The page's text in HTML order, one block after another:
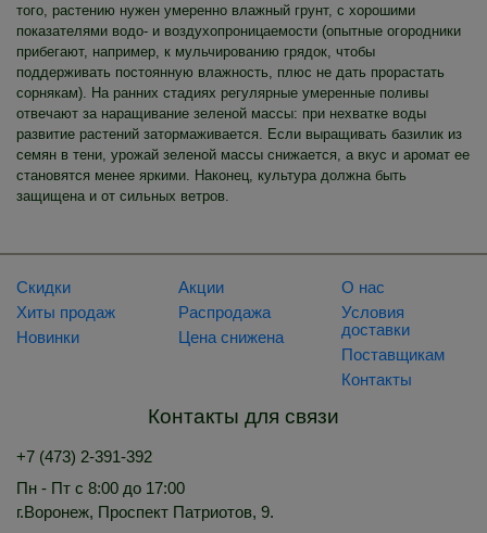
того, растению нужен умеренно влажный грунт, с хорошими
показателями водо- и воздухопроницаемости (опытные огородники
прибегают, например, к мульчированию грядок, чтобы
поддерживать постоянную влажность, плюс не дать прорастать
сорнякам). На ранних стадиях регулярные умеренные поливы
отвечают за наращивание зеленой массы: при нехватке воды
развитие растений затормаживается. Если выращивать базилик из
семян в тени, урожай зеленой массы снижается, а вкус и аромат ее
становятся менее яркими. Наконец, культура должна быть
защищена и от сильных ветров.
Скидки
Хиты продаж
Новинки
Акции
Распродажа
Цена снижена
О нас
Условия
доставки
Поставщикам
Контакты
Контакты для связи
+7 (473) 2-391-392
Пн - Пт с 8:00 до 17:00
г.Воронеж, Проспект Патриотов, 9.